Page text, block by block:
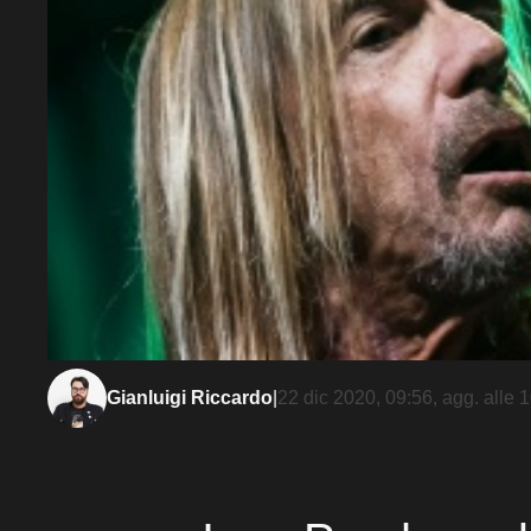
Gianluigi Riccardo 22 dic 2020, 09:56, agg. alle